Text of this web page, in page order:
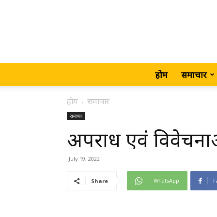
होम समाचार
होम समाचार
समाचार
अपराध एवं
July 19, 2022
Share WhatsApp